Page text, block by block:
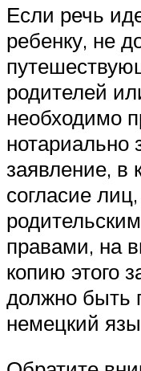
Если речь
ребенку, не
родителей
необходимо
нотариально
заявление, в
согласие
правами, на
копию этого
должно быть
немецкий